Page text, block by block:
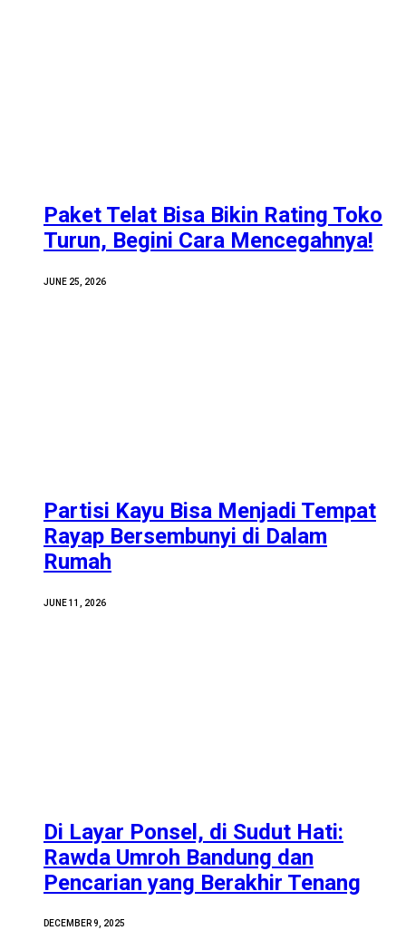
Paket Telat Bisa Bikin Rating Toko
Turun, Begini Cara Mencegahnya!
JUNE 25, 2026
Partisi Kayu Bisa Menjadi Tempat
Rayap Bersembunyi di Dalam
Rumah
JUNE 11, 2026
Di Layar Ponsel, di Sudut Hati:
Rawda Umroh Bandung dan
Pencarian yang Berakhir Tenang
DECEMBER 9, 2025